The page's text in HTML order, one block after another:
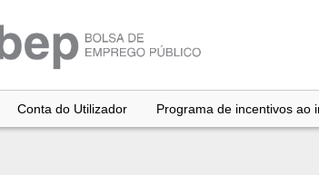
Conta do Utilizador Programa de incentivos ao